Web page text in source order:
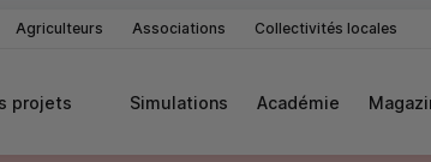
Agriculteurs Associations Collectivités locales
projets Simulations Académie